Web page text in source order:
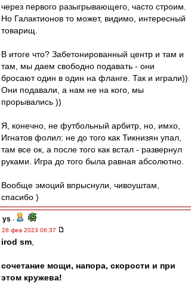
через первого разыгрывающего, часто строим.
Но Галактионов то может, видимо, интересный
товарищ.
В итоге что? Забетонированный центр и там и
там, мы даем свободно подавать - они
бросают один в один на фланге. Так и играли))
Они подавали, а нам не на кого, мы
прорывались ))
Я, конечно, не футбольный арбитр, но, имхо,
Игнатов фолил: не до того как Тикнизян упал,
там все ок, а после того как встал - развернул
руками. Игра до того была равная абсолютно.
Вообще эмоций впрыснули, чивоуштам,
спасибо )
ys -
28 фев 2023 06:37
irod sm
сочетание мощи, напора, скорости и при
этом кружева!